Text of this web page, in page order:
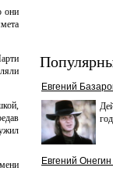
они
Евгений
Евгений